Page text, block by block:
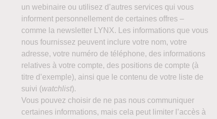
un webinaire ou utilisez d’autres services qui vous
informent personnellement de certaines offres –
comme la newsletter LYNX. Les informations que vous
nous fournissez peuvent inclure votre nom, votre
adresse, votre numéro de téléphone, des informations
relatives à votre compte, des positions de compte (à
titre d’exemple), ainsi que le contenu de votre liste de
suivi (watchlist).
Vous pouvez choisir de ne pas nous communiquer
certaines informations, mais cela peut limiter l’accès à